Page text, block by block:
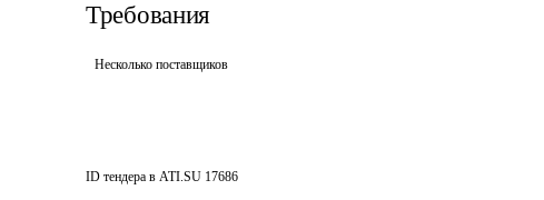
Требования
Несколько поставщиков
ID тендера в ATI.SU 17686